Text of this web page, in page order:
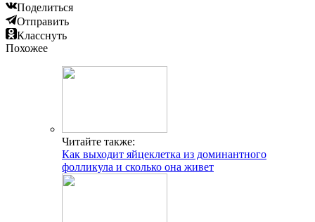
Поделиться
Отправить
Класснуть
Похожее
Читайте также:
Как выходит яйцеклетка из доминантного
фолликула и сколько она живет